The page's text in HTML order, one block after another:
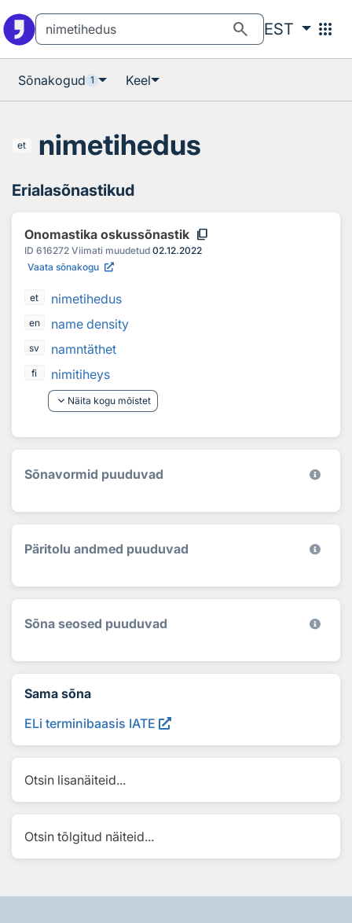
search EST apps
Sõnakogud 1 Keel
et nimetihedus
Erialasõnastikud
Onomastika oskussõnastik content_copy
ID 616272 Viimati muudetud 02.12.2022
Vaata sõnakogu
et nimetihedus
en name density
sv namntäthet
fi
nimitiheys
keyboard_arrow_down Näita kogu mõistet
Sõnavormid puuduvad
Päritolu andmed puuduvad
Sõna seosed puuduvad
Sama sõna
ELi terminibaasis IATE
Otsin lisanäiteid...
Otsin tõlgitud näiteid...